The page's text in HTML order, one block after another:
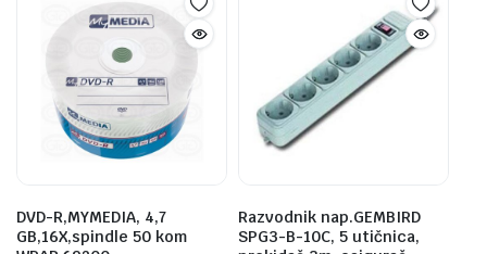
DVD-R,MYMEDIA, 4,7
GB,16X,spindle 50 kom
Razvodnik nap.GEMBIRD
SPG3-B-10C, 5 utičnica,